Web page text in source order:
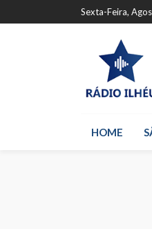
Sexta-Feira,
HOME